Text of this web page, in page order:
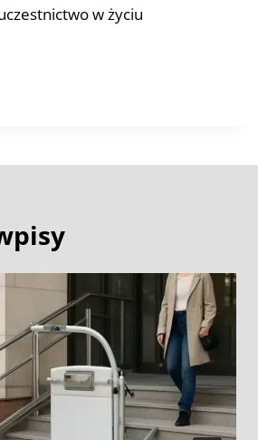
w życiu